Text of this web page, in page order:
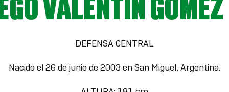
DEFENSA CENTRAL
Nacido el 26 de junio de 2003 en San Miguel, Argentina.